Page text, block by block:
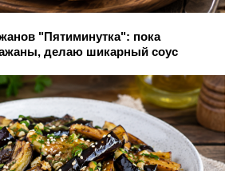
"Пятиминутка": пока
делаю шикарный соус